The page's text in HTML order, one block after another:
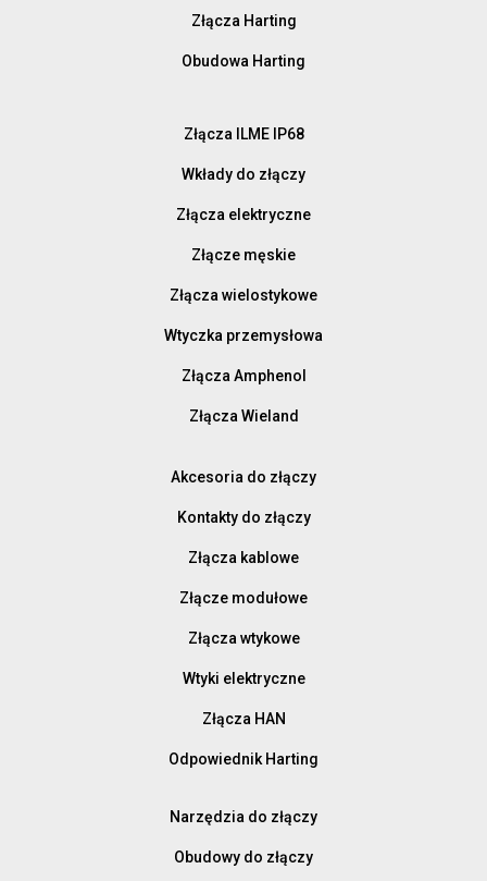
Złącza Harting
Obudowa Harting
Złącza ILME IP68
Wkłady do złączy
Złącza elektryczne
Złącze męskie
Złącza wielostykowe
Wtyczka przemysłowa
Złącza Amphenol
Złącza Wieland
Akcesoria do złączy
Kontakty do złączy
Złącza kablowe
Złącze modułowe
Złącza wtykowe
Wtyki elektryczne
Złącza HAN
Odpowiednik Harting
Narzędzia do złączy
Obudowy do złączy